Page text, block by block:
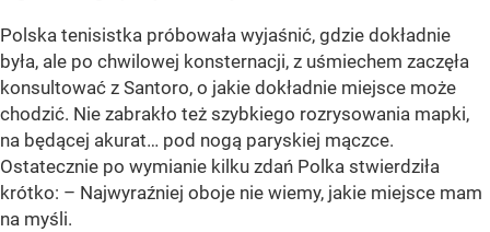
Polska tenisistka próbowała wyjaśnić, gdzie dokładnie
była, ale po chwilowej konsternacji, z uśmiechem zaczęła
konsultować z Santoro, o jakie dokładnie miejsce może
chodzić. Nie zabrakło też szybkiego rozrysowania mapki,
na będącej akurat… pod nogą paryskiej mączce.
Ostatecznie po wymianie kilku zdań Polka stwierdziła
krótko: – Najwyraźniej oboje nie wiemy, jakie miejsce mam
na myśli.